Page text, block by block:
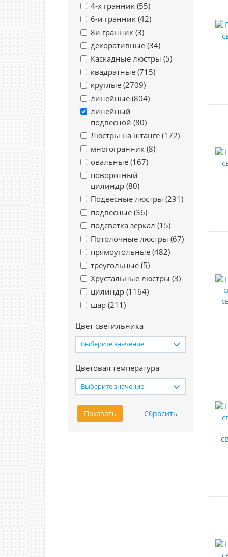
4-х гранник (55)
6-и гранник (42)
8и гранник (3)
декоративные (34)
Каскадные люстры (5)
квадратные (715)
круглые (2709)
линейные (804)
линейный
подвесной (80)
Люстры на штанге (172)
многогранник (8)
овальные (167)
поворотный
цилиндр (80)
Подвесные люстры (291)
подвесные (36)
подсветка зеркал (15)
Потолочные люстры (67)
прямоугольные (482)
треугольные (5)
Хрустальные люстры (3)
цилиндр (1164)
шар (211)
Цвет светильника
Выберите значение
Цветовая температура
Выберите значение